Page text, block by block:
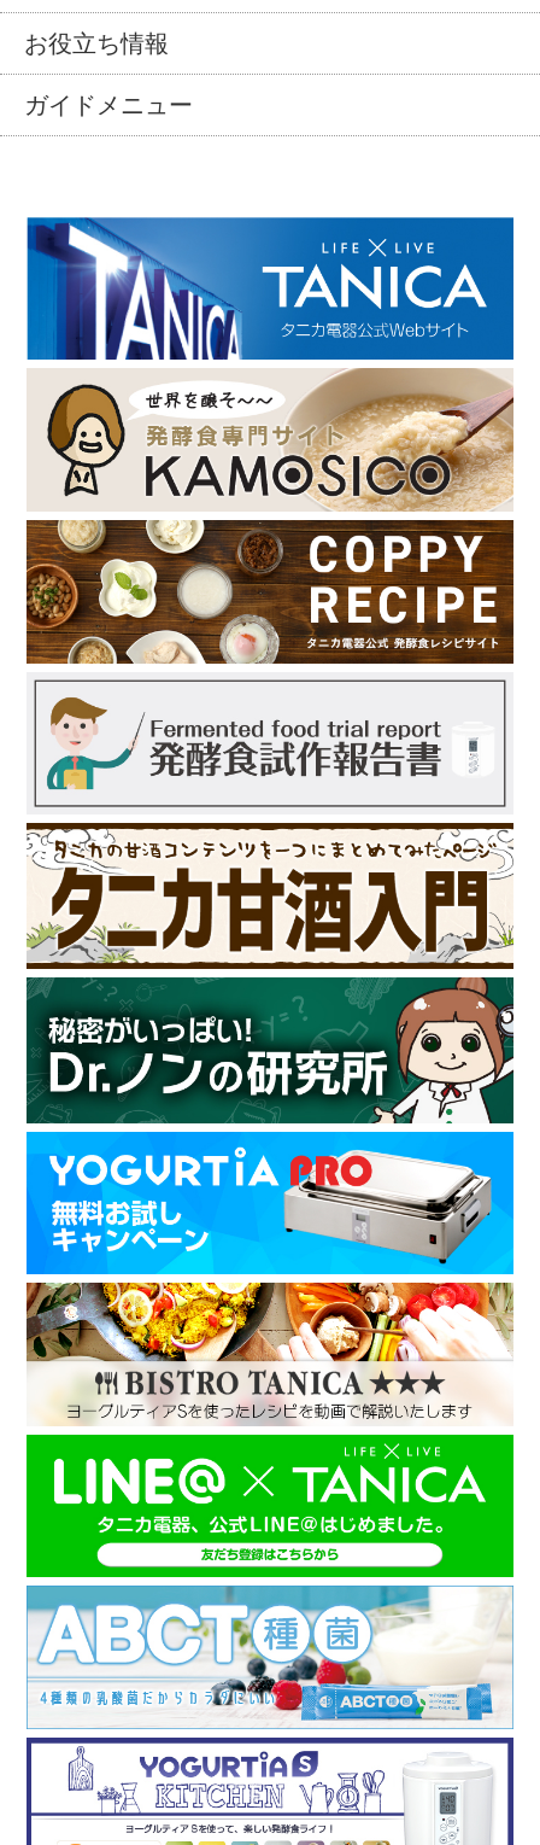
お役立ち情報
ガイドメニュー